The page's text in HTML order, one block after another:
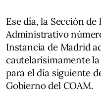
Ese día, la Sección
Administrativo
Instancia de Madrid
cautelarísimamente
para el día siguiente
Gobierno del COAM.